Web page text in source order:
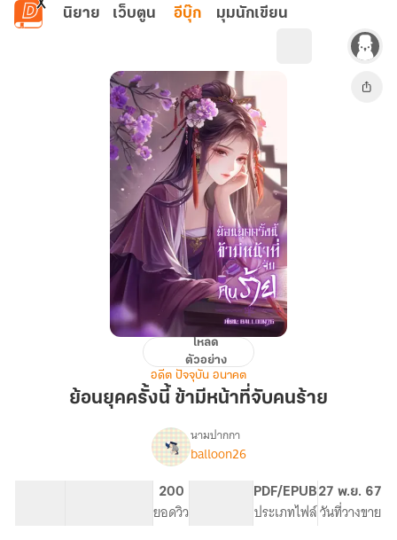
ข้ามไปยังเนื้อหาหลัก
นิยาย เว็บตูน อีบุ๊ก มุมนักเขียน
ครั้ง
นี้
โหลด
ตัวอย่าง
อดีต ปัจจุบัน อนาคต
ย้อนยุคครั้งนี้ ข้ามีหน้าที่จับคนร้าย
เรื่อง
นามปากกา
balloon26
200
ยอดวิว
PDF/EPUB
ประเภทไฟล์
27 พ.ย. 67
วันที่วางขาย